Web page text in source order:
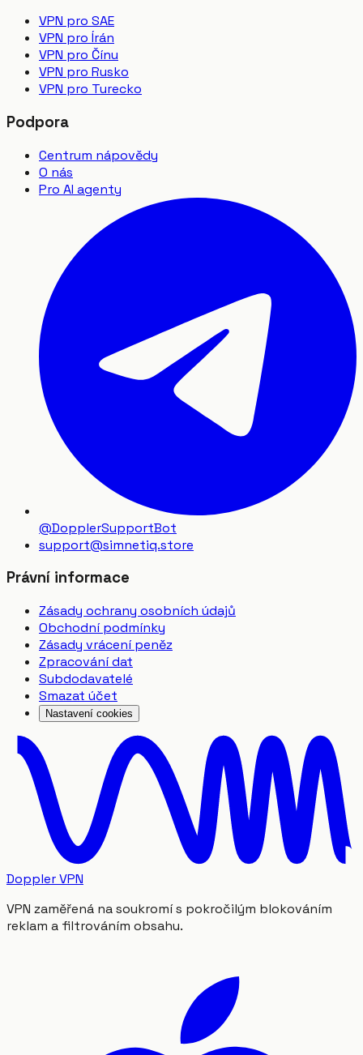
VPN pro SAE
VPN pro Írán
VPN pro Čínu
VPN pro Rusko
VPN pro Turecko
Podpora
Centrum nápovědy
O nás
Pro AI agenty
@DopplerSupportBot
support@simnetiq.store
Právní informace
Zásady ochrany osobních údajů
Obchodní podmínky
Zásady vrácení peněz
Zpracování dat
Subdodavatelé
Smazat účet
Nastavení cookies
Doppler VPN
VPN zaměřená na soukromí s pokročilým blokováním
reklam a filtrováním obsahu.